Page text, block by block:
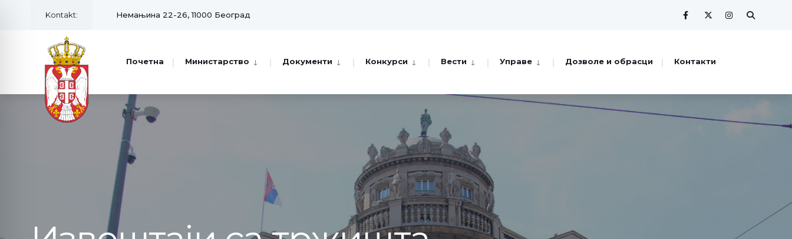
Kontakt: Немањина 22-26, 11000 Београд
Почетна Министарство Документи Конкурси Вести Управе Дозволе и обрасци Контакти